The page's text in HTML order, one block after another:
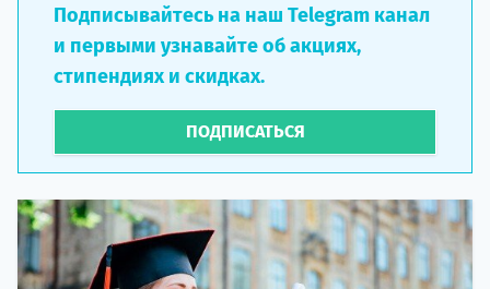
Подписывайтесь на наш Telegram канал
и первыми узнавайте об акциях,
стипендиях и скидках.
ПОДПИСАТЬСЯ